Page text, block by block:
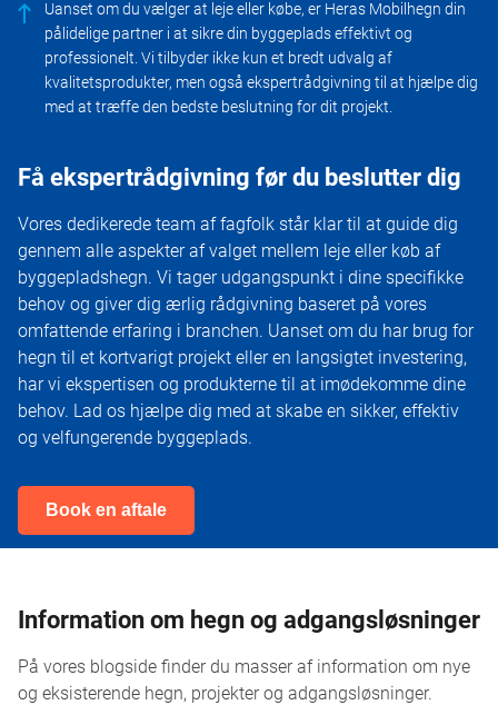
Uanset om du vælger at leje eller købe, er Heras Mobilhegn din
pålidelige partner i at sikre din byggeplads effektivt og
professionelt. Vi tilbyder ikke kun et bredt udvalg af
kvalitetsprodukter, men også ekspertrådgivning til at hjælpe dig
med at træffe den bedste beslutning for dit projekt.
Få ekspertrådgivning før du beslutter dig
Vores dedikerede team af fagfolk står klar til at guide dig
gennem alle aspekter af valget mellem leje eller køb af
byggepladshegn. Vi tager udgangspunkt i dine specifikke
behov og giver dig ærlig rådgivning baseret på vores
omfattende erfaring i branchen. Uanset om du har brug for
hegn til et kortvarigt projekt eller en langsigtet investering,
har vi ekspertisen og produkterne til at imødekomme dine
behov. Lad os hjælpe dig med at skabe en sikker, effektiv
og velfungerende byggeplads.
Book en aftale
Information om hegn og adgangsløsninger
På vores blogside finder du masser af information om nye
og eksisterende hegn, projekter og adgangsløsninger.